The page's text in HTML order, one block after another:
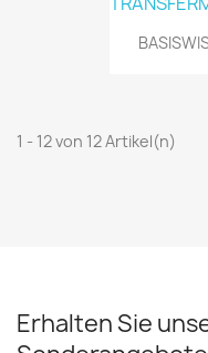
1 - 12 von 12 Artikel(n)
Erhalten Sie